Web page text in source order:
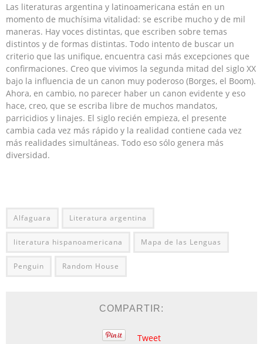
Las literaturas argentina y latinoamericana están en un
momento de muchísima vitalidad: se escribe mucho y de mil
maneras. Hay voces distintas, que escriben sobre temas
distintos y de formas distintas. Todo intento de buscar un
criterio que las unifique, encuentra casi más excepciones que
confirmaciones. Creo que vivimos la segunda mitad del siglo XX
bajo la influencia de un canon muy poderoso (Borges, el Boom).
Ahora, en cambio, no parecer haber un canon evidente y eso
hace, creo, que se escriba libre de muchos mandatos,
parricidios y linajes. El siglo recién empieza, el presente
cambia cada vez más rápido y la realidad contiene cada vez
más realidades simultáneas. Todo eso sólo genera más
diversidad.
Alfaguara Literatura argentina
literatura hispanoamericana Mapa de las Lenguas
Penguin Random House
COMPARTIR:
Tweet